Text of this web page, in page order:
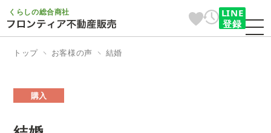
くらしの総合商社
LINE
登録
トップ お客様の声 結婚
購入